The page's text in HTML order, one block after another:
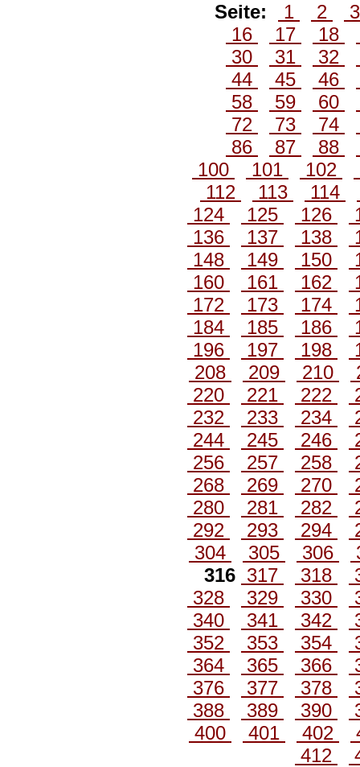
Seite: 1 2
16
17 18
30
31 32
44
45 46
58
59 60
72
73 74
86
87 88
100
101 102
112
113 114
124
125 126
136
137 138
148
149 150
160
161 162
172
173 174
184
185 186
196
197 198
208
209 210
220
221 222
232
233 234
244
245 246
256
257 258
268
269 270
280
281 282
292
293 294
304
305 306
316 317 318
328
329 330
340
341 342
352
353 354
364
365 366
376
377 378
388
389 390
400
401 402
412